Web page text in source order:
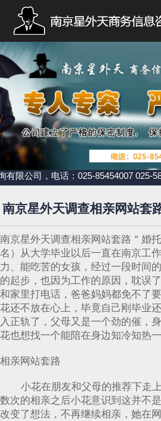
公司，电话：025-85454007 025-
南京星外天调查相亲网站套
南京星外天调查相亲网站套路＂婚
名）从大学毕业以后一直在南京工
力、能吃苦的女孩，经过一段时间
的起步，也因为工作的原因，耽误
和家里打电话，爸爸妈妈都免不了
花还不放在心上，毕竟自己刚毕业
入正轨了，父母又是一个劲的催，
花也想找一个能陪在身边知冷知热一
相亲网站套路
小花在朋友和父母的推荐下走上
数次的相亲之后小花意识到这并不
改变了想法，不再继续相亲，她在